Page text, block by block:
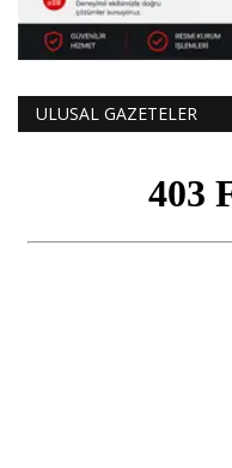
ULUSAL GAZETELER